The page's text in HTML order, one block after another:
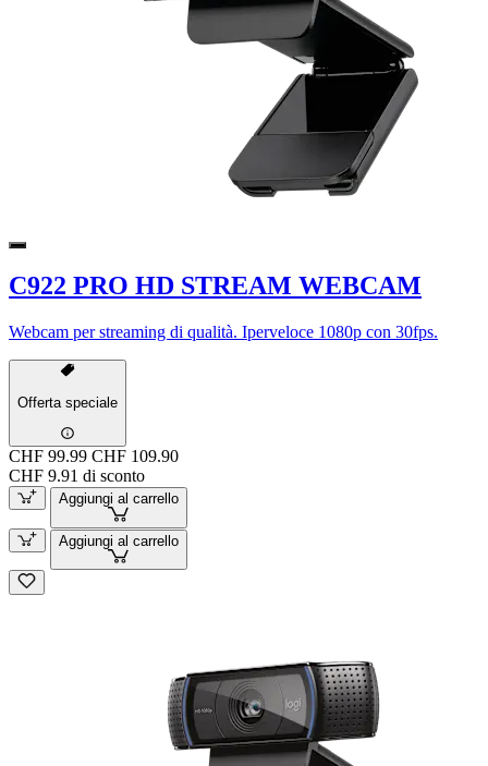
C922 PRO HD STREAM WEBCAM
Webcam per streaming di qualità. Iperveloce 1080p con 30fps.
Offerta speciale
CHF 99.99 CHF 109.90
CHF 9.91 di sconto
Aggiungi al carrello
Aggiungi al carrello